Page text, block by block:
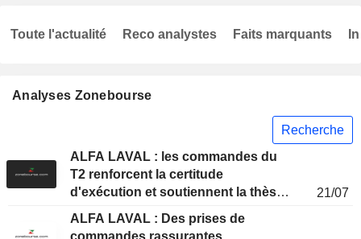
Analyses Zonebourse
Recherche
ALFA LAVAL : les commandes du
T2 renforcent la certitude
d'exécution et soutiennent la thèse
actuelle
21/07
ALFA LAVAL : Des prises de
Toute l'actualité Reco analystes Faits marquants